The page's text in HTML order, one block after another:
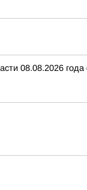
08.08.2026